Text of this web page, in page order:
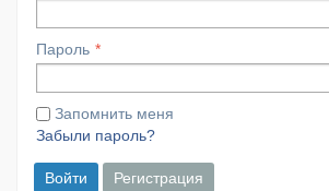
Пароль
Запомнить меня
Забыли пароль?
Войти Регистрация